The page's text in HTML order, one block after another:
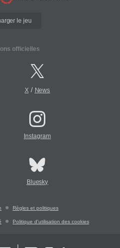
le jeu
officielles
X/ News
Instagram
Bluesky
Règles et politiques
Politique d'utilisation des cookies